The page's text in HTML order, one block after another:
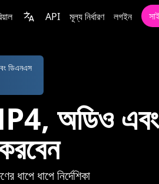
API মূল্য নির্ধারণ লগইন
ডিএনএস
অডিও এবং
ধাপে নির্দেশিকা